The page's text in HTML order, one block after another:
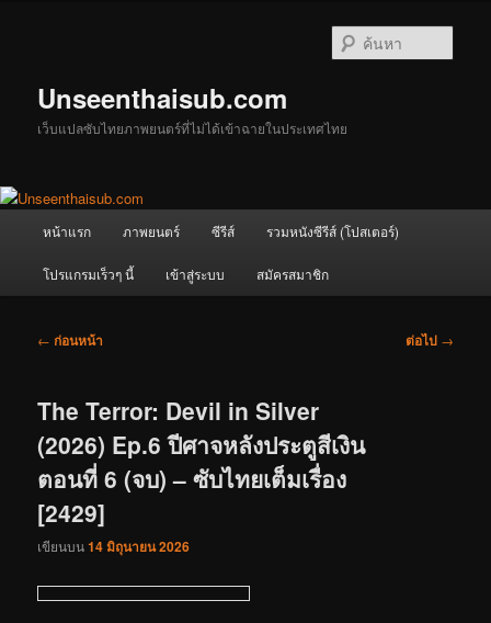
Unseenthaisub.com
เว็บแปลซับไทยภาพยนตร์ที่ไม่ได้เข้าฉายในประเทศไทย
หน้าแรก ภาพยนตร์ ซีรีส์ รวมหนังซีรีส์ (โปสเตอร์)
โปรแกรมเร็วๆ นี้ เข้าสู่ระบบ สมัครสมาชิก
เมนู
← ก่อนหน้า ต่อไป →
The Terror: Devil in Silver
(2026) Ep.6 ปีศาจหลังประตูสีเงิน
ตอนที่ 6 (จบ) – ซับไทยเต็มเรื่อง
[2429]
เขียนบน14 มิถุนายน 2026